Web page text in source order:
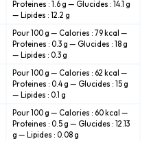
Proteines : 1.6 g — Glucides : 14.1 g
— Lipides : 12.2 g
Pour 100 g — Calories : 79 kcal —
Proteines : 0.3 g — Glucides : 18 g
— Lipides : 0.3 g
Pour 100 g — Calories : 62 kcal —
Proteines : 0.4 g — Glucides : 15 g
— Lipides : 0.1 g
Pour 100 g — Calories : 60 kcal —
Proteines : 0.5 g — Glucides : 12.13
g — Lipides : 0.08 g